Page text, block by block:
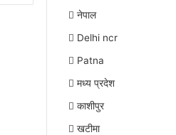
नेपाल
Delhi ncr
Patna
मध्य प्रदेश
काशीपुर
खटीमा